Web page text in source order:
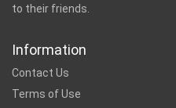
to their friends.
Information
Contact Us
Terms of Use